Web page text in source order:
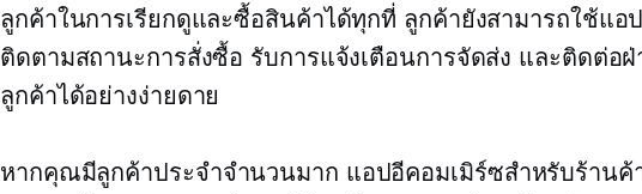
ลูกค้าในการเรียกดูและซื้อสินค้าได้ทุกที่ ลูกค้ายังสามารถใช้แอ
ติดตามสถานะการสั่งซื้อ รับการแจ้งเตือนการจัดส่ง และติดต่อฝ่
ลูกค้าได้อย่างง่ายดาย
หากคุณมีลูกค้าประจำจำนวนมาก แอปอีคอมเมิร์ซสำหรับร้านค้